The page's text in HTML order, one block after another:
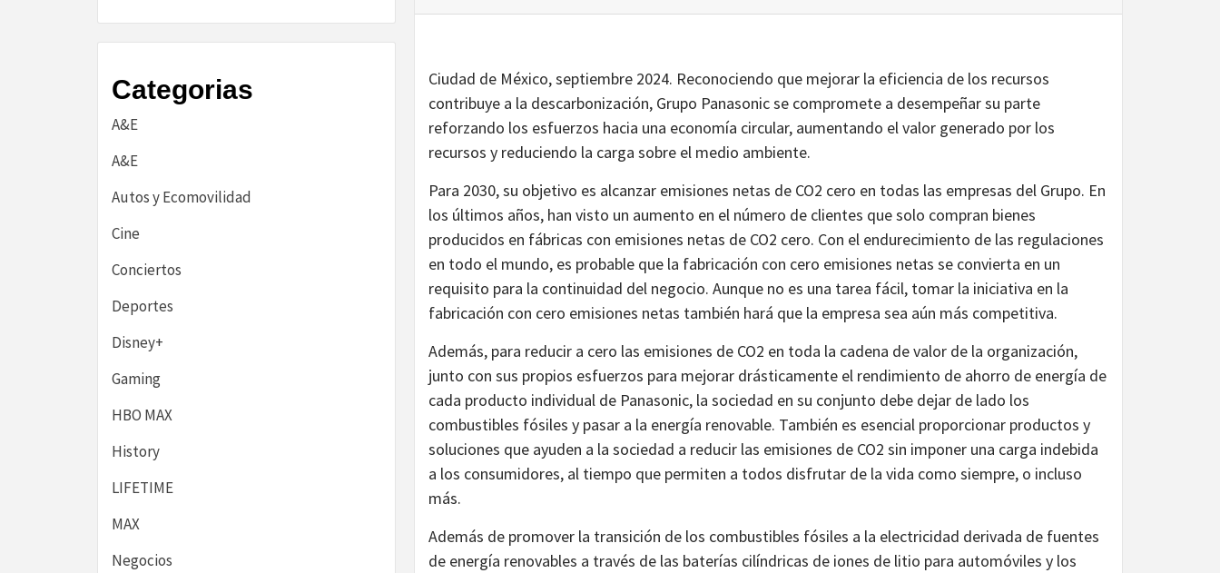
Ciudad de México, septiembre 2024. Reconociendo que mejorar la eficiencia de los recursos
contribuye a la descarbonización, Grupo Panasonic se compromete a desempeñar su parte
reforzando los esfuerzos hacia una economía circular, aumentando el valor generado por los
recursos y reduciendo la carga sobre el medio ambiente.
Para 2030, su objetivo es alcanzar emisiones netas de CO2 cero en todas las empresas del Grupo. En
los últimos años, han visto un aumento en el número de clientes que solo compran bienes
producidos en fábricas con emisiones netas de CO2 cero. Con el endurecimiento de las regulaciones
en todo el mundo, es probable que la fabricación con cero emisiones netas se convierta en un
requisito para la continuidad del negocio. Aunque no es una tarea fácil, tomar la iniciativa en la
fabricación con cero emisiones netas también hará que la empresa sea aún más competitiva.
Además, para reducir a cero las emisiones de CO2 en toda la cadena de valor de la organización,
junto con sus propios esfuerzos para mejorar drásticamente el rendimiento de ahorro de energía de
cada producto individual de Panasonic, la sociedad en su conjunto debe dejar de lado los
combustibles fósiles y pasar a la energía renovable. También es esencial proporcionar productos y
soluciones que ayuden a la sociedad a reducir las emisiones de CO2 sin imponer una carga indebida
a los consumidores, al tiempo que permiten a todos disfrutar de la vida como siempre, o incluso
más.
Además de promover la transición de los combustibles fósiles a la electricidad derivada de fuentes
de energía renovables a través de las baterías cilíndricas de iones de litio para automóviles y los
Categorias
A&E
A&E
Autos y Ecomovilidad
Cine
Conciertos
Deportes
Disney+
Gaming
HBO MAX
History
LIFETIME
MAX
Negocios